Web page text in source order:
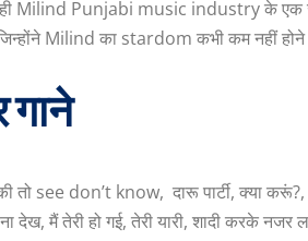
Milind Punjabi music industry के एक
Milind का stardom कभी कम नहीं होने
गाने
don’t know, दारू पार्टी, क्या करूं?,
मैं तेरी हो गई, तेरी यारी, शादी करके नजर